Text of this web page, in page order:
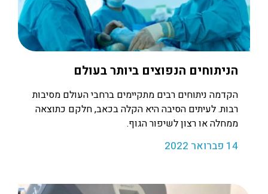
הניתוחים הנפוצים ביותר בעולם
הקדמה ניתוחים רבים מתקיימים ברחבי העולם מסיבות
רבות. לעיתים הסיבה היא הקלה בכאב, חלקם כתוצאה
ממחלה או רצון לשיפור הגוף.
14 פברואר 2022